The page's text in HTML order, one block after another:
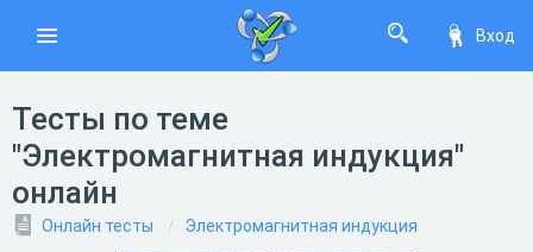
Вход
Тесты по теме
"Электромагнитная индукция"
онлайн
Онлайн тесты Электромагнитная индукция